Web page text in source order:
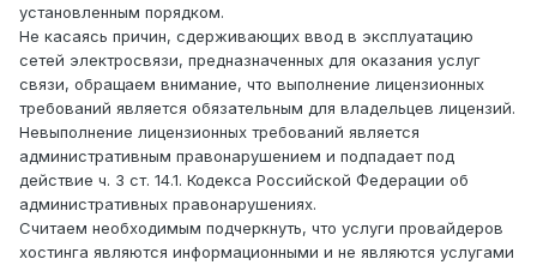
установленным порядком.
Не касаясь причин, сдерживающих ввод в эксплуатацию
сетей электросвязи, предназначенных для оказания услуг
связи, обращаем внимание, что выполнение лицензионных
требований является обязательным для владельцев лицензий.
Невыполнение лицензионных требований является
административным правонарушением и подпадает под
действие ч. 3 ст. 14.1. Кодекса Российской Федерации об
административных правонарушениях.
Cчитаем необходимым подчеркнуть, что услуги провайдеров
хостинга являются информационными и не являются услугами